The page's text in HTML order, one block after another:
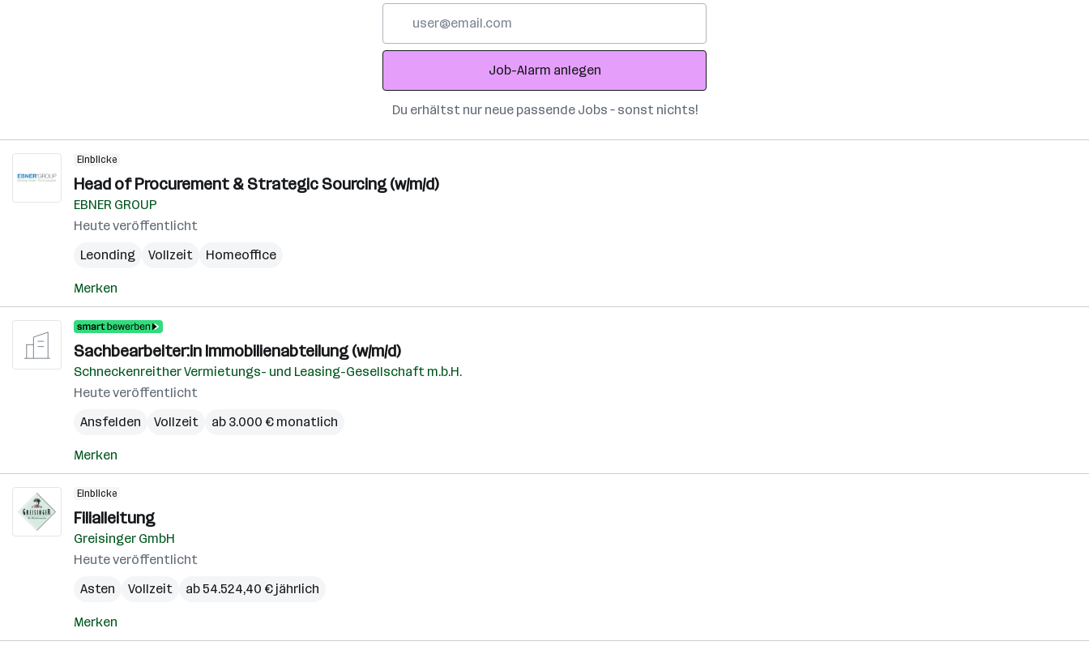
Adresse
Job-Alarm anlegen
Du erhältst nur neue passende Jobs – sonst nichts!
Einblicke
Head of Procurement & Strategic Sourcing (w/m/d)
EBNER GROUP
Heute veröffentlicht
Leonding
Vollzeit Homeoffice
Merken
Sachbearbeiter:in Immobilienabteilung (w/m/d)
Schneckenreither Vermietungs- und Leasing-Gesellschaft m.b.H.
Heute veröffentlicht
Ansfelden
Vollzeit ab 3.000 € monatlich
Merken
Einblicke
Filialleitung
Greisinger GmbH
Heute veröffentlicht
Asten
Vollzeit ab 54.524,40 € jährlich
Merken